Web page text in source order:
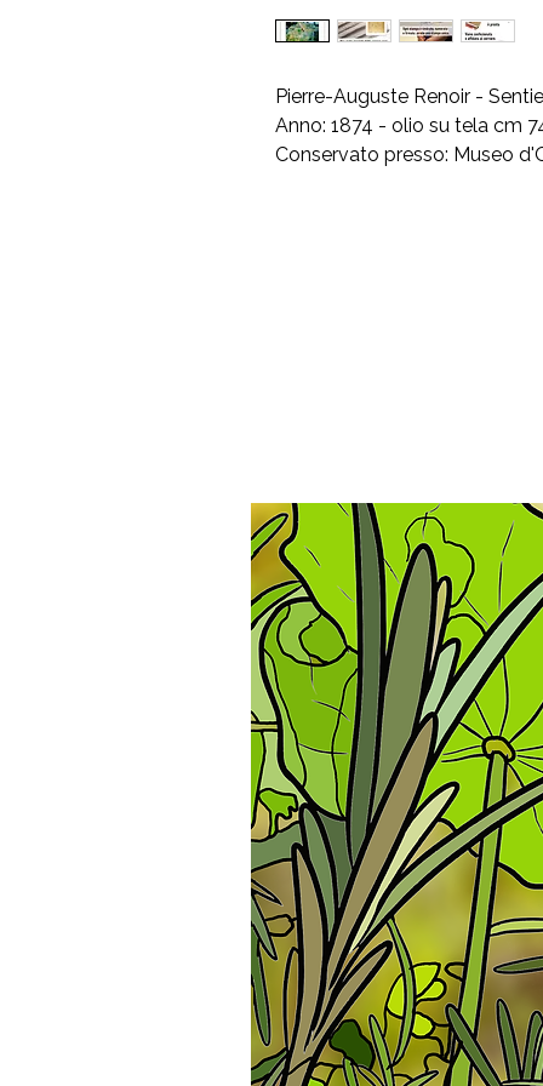
Pierre-Auguste Renoir -
Anno: 1874 - olio su tela cm
Conservato presso: Museo